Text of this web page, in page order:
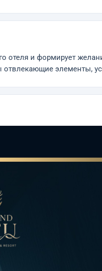
отеля и формирует
элементы,